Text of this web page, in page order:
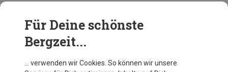
BEKLEIDUNG
Für Deine schönste
Bergzeit...
… verwenden wir Cookies. So können wir unsere